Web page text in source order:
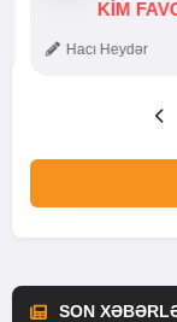
KIM
Hacı Heydər
SON